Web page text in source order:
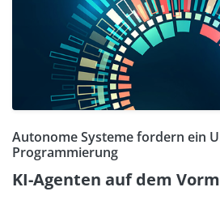
Autonome Systeme fordern ein
Programmierung
KI-Agenten auf dem